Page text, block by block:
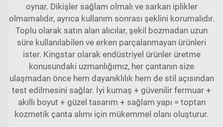
oynar. Dikişler sağlam olmalı ve sarkan iplikler
olmamalıdır, ayrıca kullanım sonrası şeklini korumalıdır.
Toplu olarak satın alan alıcılar, şekil bozmadan uzun
süre kullanılabilen ve erken parçalanmayan ürünleri
ister. Kingstar olarak endüstriyel ürünler üretme
konusundaki uzmanlığımız, her çantanın size
ulaşmadan önce hem dayanıklılık hem de stil açısından
test edilmesini sağlar. İyi kumaş + güvenilir fermuar +
akıllı boyut + güzel tasarım + sağlam yapı = toptan
kozmetik çanta alımı için mükemmel olanı oluşturur.